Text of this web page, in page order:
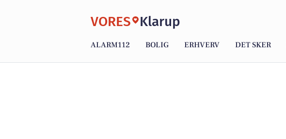
VORES Klarup
ALARM112 BOLIG ERHVERV DET SKER